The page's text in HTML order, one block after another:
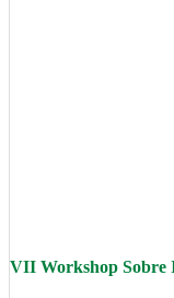
VII Workshop Sobre